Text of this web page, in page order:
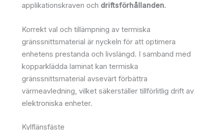
applikationskraven och driftsförhållanden.
Korrekt val och tillämpning av termiska
gränssnittsmaterial är nyckeln för att optimera
enhetens prestanda och livslängd. I samband med
kopparklädda laminat kan termiska
gränssnittsmaterial avsevärt förbättra
värmeavledning, vilket säkerställer tillförlitlig drift av
elektroniska enheter.
Kylflänsfäste